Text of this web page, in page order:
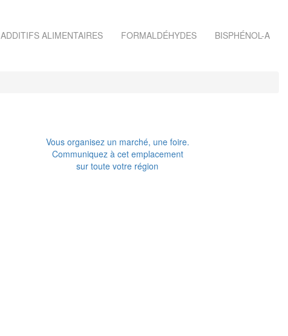
ADDITIFS ALIMENTAIRES FORMALDÉHYDES BISPHÉNOL-A
Vous organisez un marché, une foire.
Communiquez à cet emplacement
sur toute votre région